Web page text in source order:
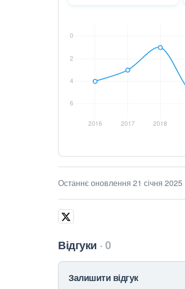
Останнє оновлення 21 січня 2025
Відгуки 0
Залишити відгук